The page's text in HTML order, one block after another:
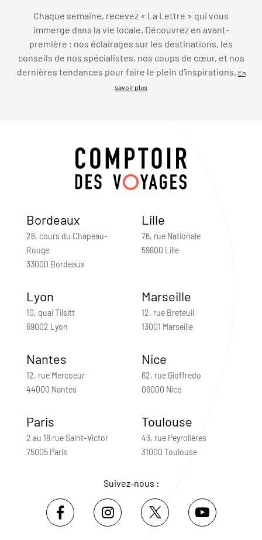
Chaque semaine, recevez « La Lettre » qui vous
immerge dans la vie locale. Découvrez en avant-
première : nos éclairages sur les destinations, les
conseils de nos spécialistes, nos coups de cœur, et nos
dernières tendances pour faire le plein d’inspirations. En
savoir plus
Bordeaux
26, cours du Chapeau-
Rouge
33000 Bordeaux
Lille
76, rue Nationale
59800 Lille
Lyon
10, quai Tilsitt
69002 Lyon
Marseille
12, rue Breteuil
13001 Marseille
Nantes
12, rue Mercoeur
44000 Nantes
Nice
62, rue Gioffredo
06000 Nice
Paris
2 au 18 rue Saint-Victor
75005 Paris
Toulouse
43, rue Peyrolières
31000 Toulouse
Suivez-nous :